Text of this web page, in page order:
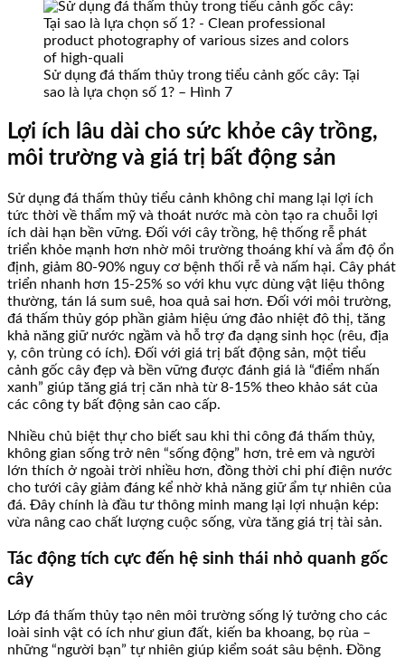
Sử dụng đá thấm thủy trong tiểu cảnh gốc cây: Tại
sao là lựa chọn số 1? – Hình 7
Lợi ích lâu dài cho sức khỏe cây trồng,
môi trường và giá trị bất động sản
Sử dụng đá thấm thủy tiểu cảnh không chỉ mang lại lợi ích
tức thời về thẩm mỹ và thoát nước mà còn tạo ra chuỗi lợi
ích dài hạn bền vững. Đối với cây trồng, hệ thống rễ phát
triển khỏe mạnh hơn nhờ môi trường thoáng khí và ẩm độ ổn
định, giảm 80-90% nguy cơ bệnh thối rễ và nấm hại. Cây phát
triển nhanh hơn 15-25% so với khu vực dùng vật liệu thông
thường, tán lá sum suê, hoa quả sai hơn. Đối với môi trường,
đá thấm thủy góp phần giảm hiệu ứng đảo nhiệt đô thị, tăng
khả năng giữ nước ngầm và hỗ trợ đa dạng sinh học (rêu, địa
y, côn trùng có ích). Đối với giá trị bất động sản, một tiểu
cảnh gốc cây đẹp và bền vững được đánh giá là “điểm nhấn
xanh” giúp tăng giá trị căn nhà từ 8-15% theo khảo sát của
các công ty bất động sản cao cấp.
Nhiều chủ biệt thự cho biết sau khi thi công đá thấm thủy,
không gian sống trở nên “sống động” hơn, trẻ em và người
lớn thích ở ngoài trời nhiều hơn, đồng thời chi phí điện nước
cho tưới cây giảm đáng kể nhờ khả năng giữ ẩm tự nhiên của
đá. Đây chính là đầu tư thông minh mang lại lợi nhuận kép:
vừa nâng cao chất lượng cuộc sống, vừa tăng giá trị tài sản.
Tác động tích cực đến hệ sinh thái nhỏ quanh gốc
cây
Lớp đá thấm thủy tạo nên môi trường sống lý tưởng cho các
loài sinh vật có ích như giun đất, kiến ba khoang, bọ rùa –
những “người bạn” tự nhiên giúp kiểm soát sâu bệnh. Đồng